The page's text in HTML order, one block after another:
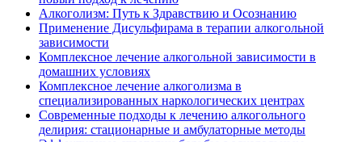
Алкоголизм: Путь к Здравствию и Осознанию
Применение Дисульфирама в терапии алкогольной
зависимости
Комплексное лечение алкогольной зависимости в
домашних условиях
Комплексное лечение алкоголизма в
специализированных наркологических центрах
Современные подходы к лечению алкогольного
делирия: стационарные и амбулаторные методы